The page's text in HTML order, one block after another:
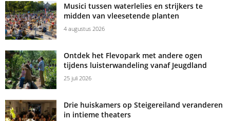
Musici tussen waterlelies en strijkers te
midden van vleesetende planten
4 augustus 2026
Ontdek het Flevopark met andere ogen
tijdens luisterwandeling vanaf Jeugdland
25 juli 2026
Drie huiskamers op Steigereiland veranderen
in intieme theaters